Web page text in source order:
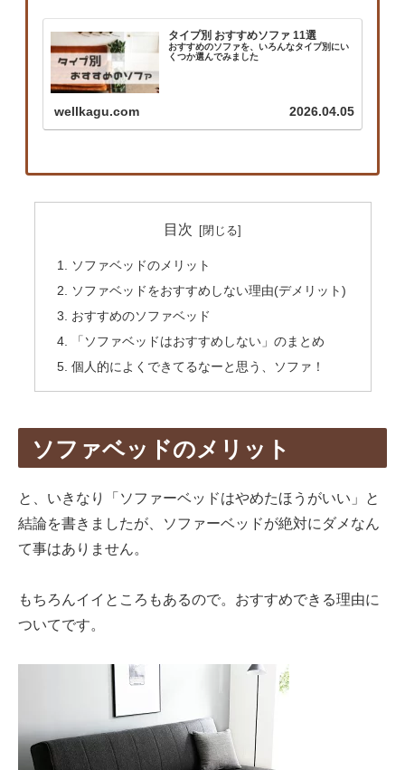
タイプ別 おすすめソファ 11選
おすすめのソファを、いろんなタイプ別にい
くつか選んでみました
wellkagu.com 2026.04.05
目次
ソファベッドのメリット
ソファベッドをおすすめしない理由(デメリット)
おすすめのソファベッド
「ソファベッドはおすすめしない」のまとめ
個人的によくできてるなーと思う、ソファ！
ソファベッドのメリット
と、いきなり「ソファーベッドはやめたほうがいい」と
結論を書きましたが、ソファーベッドが絶対にダメなん
て事はありません。
もちろんイイところもあるので。おすすめできる理由に
ついてです。